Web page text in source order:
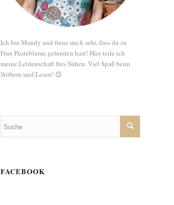
Ich bin Mandy und freue mich sehr, dass du zu
Frau Pusteblume gefunden hast! Hier teile ich
meine Leidenschaft fürs Nähen. Viel Spaß beim
Stöbern und Lesen! 😊
FACEBOOK